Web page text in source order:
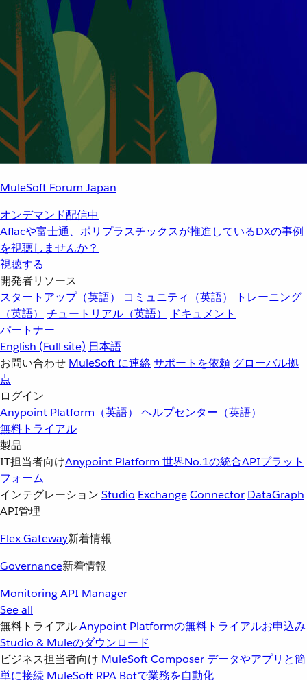
MuleSoft Forum Japan
オンデマンド配信中
Aflacや富士通、ポリプラスチックスが推進しているDXの事例
を視聴しませんか？
視聴する
開発者リソース
スタートアップ（英語）
コミュニティ（英語）
トレーニング
（英語）
チュートリアル（英語）
ドキュメント
パートナー
English (Full site) 日本語
お問い合わせ MuleSoft に連絡サポートを依頼 グローバル拠
点
ログイン
Anypoint Platform（英語） ヘルプセンター（英語）
無料トライアル
製品
IT担当者向けAnypoint Platform 世界No.1の統合APIプラット
フォーム
インテグレーション Studio ExchangeConnector DataGraph
API管理
Flex Gateway新着情報
Governance新着情報
MonitoringAPI Manager
See all
無料トライアルAnypoint Platformの無料トライアルお申込み
Studio & Muleのダウンロード
ビジネス担当者向け MuleSoft Composer データやアプリと簡
単に接続 MuleSoft RPA Botで業務を自動化